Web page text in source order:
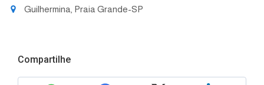
Guilhermina, Praia Grande-SP
Compartilhe